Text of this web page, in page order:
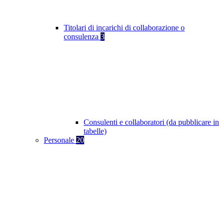
Titolari di incarichi di collaborazione o
consulenza 3
Consulenti e collaboratori (da pubblicare in
tabelle)
Personale 20